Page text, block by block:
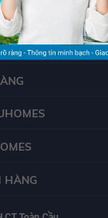
HÀNG